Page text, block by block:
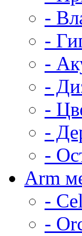
-
-
-
-
-
-
-
Arm
-
-